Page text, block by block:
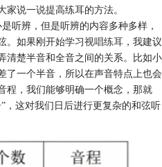
说一说提高练耳的方法。
听辨，但是听辨的内容多种多样，
。如果刚开始学习视唱练耳 ，我建议
清楚半音和全音之间的关系。比如小
了一个半音，所以在声音特点上也会
程，我们能够明确一个概念，那就
，这对我们日后进行更复杂的和弦听